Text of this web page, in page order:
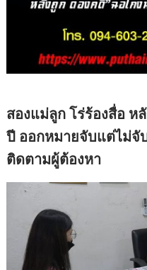
สองแม่ลูก โร่ร้องสื่อ ห
ปี ออกหมายจับแต่ไม่จั
ติดตามผู้ต้องหา